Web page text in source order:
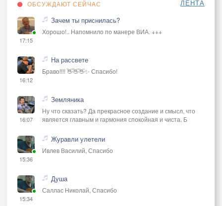
ОБСУЖДАЮТ СЕЙЧАС ЛЕНТА
17:15
Зачем ты приснилась?
Хорошо!.. Напомнило по манере ВИА. +++
16:12
На рассвете
Браво!!!! 👋👋👋✨ Спасибо!
16:07
Земляника
Ну что сказать? Да прекрасное создание и смысл, что
является главным и гармония спокойная и чиста. Б
15:36
Журавли улетели
Ивлев Василий, Спасибо
15:34
Душа
Саллас Николай, Спасибо